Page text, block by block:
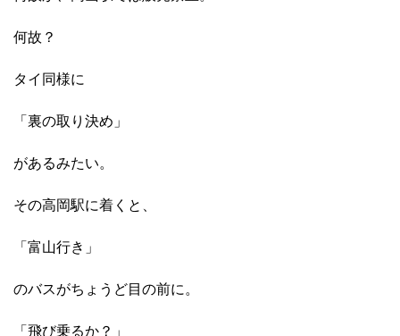
何故？
タイ同様に
「裏の取り決め」
があるみたい。
その高岡駅に着くと、
「富山行き」
のバスがちょうど目の前に。
「飛び乗るか？」